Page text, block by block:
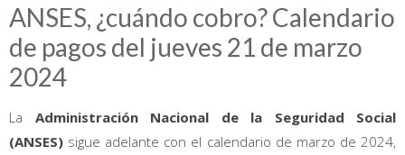
ANSES, ¿cuándo cobro? Calendario
de pagos del jueves 21 de marzo
2024
La
Administración Nacional de la Seguridad Social
(ANSES) sigue adelante con el calendario de marzo de 2024,